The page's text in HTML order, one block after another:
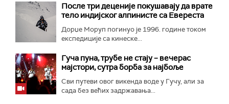
После три деценије покушавају да врате
тело индијског алпинисте са Евереста
Дорџе Моруп погинуо је 1996. године током
експедиције са кинеске...
Гуча пуна, трубе не стају – вечерас
мајстори, сутра борба за најбоље
Сви путеви овог викенда воде у Гучу, али за
сада без већих задржавања...